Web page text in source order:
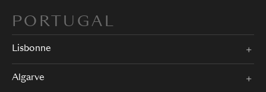
PORTUGAL
Lisbonne
Algarve